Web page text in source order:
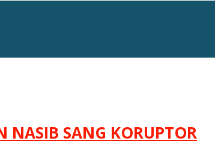
NASIB SANG KORUPTOR